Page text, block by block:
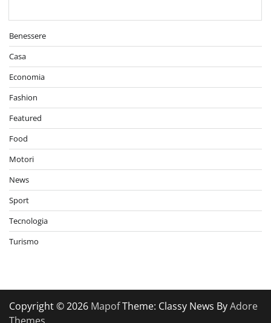
Benessere
Casa
Economia
Fashion
Featured
Food
Motori
News
Sport
Tecnologia
Turismo
Copyright © 2026 MapofTheme: Classy News ByAdore